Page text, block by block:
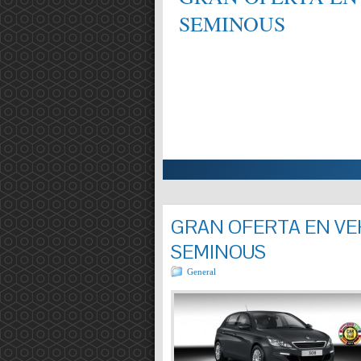
EN MECÀNICA,
Entrada completa »
SEMINOUS
GRAN OFERTA EN
SEMINOUS
General